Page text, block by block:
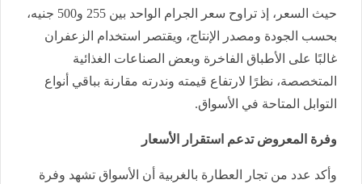
حيث السعر، إذ تراوح سعر الجرام الواحد بين 255 و500 جنيه،
بحسب الجودة ومصدر الإنتاج، ويقتصر استخدام الزعفران
غالبًا على الأطباق الفاخرة وبعض الصناعات الغذائية
المتخصصة، نظرًا لارتفاع قيمته وندرته مقارنة بباقي أنواع
التوابل المتاحة في الأسواق.
وفرة المعروض تدعم استقرار الأسعار
وأكد عدد من تجار العطارة بالغربية أن الأسواق تشهد وفرة